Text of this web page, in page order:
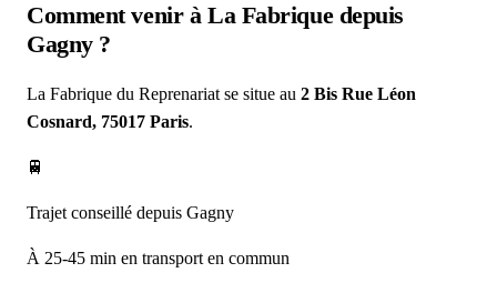
Comment venir à La Fabrique depuis
Gagny?
La Fabrique du Reprenariat se situe au 2 Bis Rue Léon
Cosnard, 75017 Paris.
🚆
Trajet conseillé depuis Gagny
À 25-45 min en transport en commun